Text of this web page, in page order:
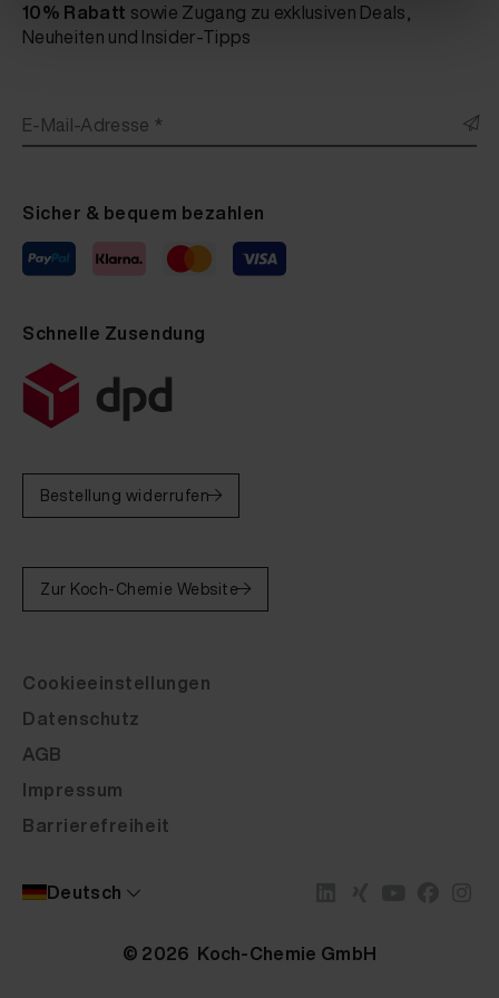
10% Rabatt sowie Zugang zu exklusiven Deals,
Neuheiten und Insider-Tipps
E-Mail-Adresse *
Sicher & bequem bezahlen
Schnelle Zusendung
Bestellung widerrufen
Zur Koch-Chemie Website
Deutsch
© 2026 Koch-Chemie GmbH
Cookieeinstellungen
Datenschutz
AGB
Impressum
Barrierefreiheit